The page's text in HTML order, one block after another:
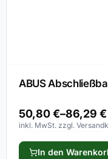
ABUS
50,80€–86,29 €
inkl. MwSt. zzgl.
In den